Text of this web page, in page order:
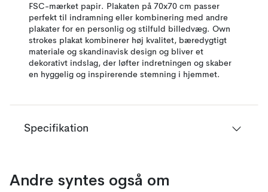
FSC-mærket papir. Plakaten på 70x70 cm passer
perfekt til indramning eller kombinering med andre
plakater for en personlig og stilfuld billedvæg. Own
strokes plakat kombinerer høj kvalitet, bæredygtigt
materiale og skandinavisk design og bliver et
dekorativt indslag, der løfter indretningen og skaber
en hyggelig og inspirerende stemning i hjemmet.
Specifikation
Andre syntes også om